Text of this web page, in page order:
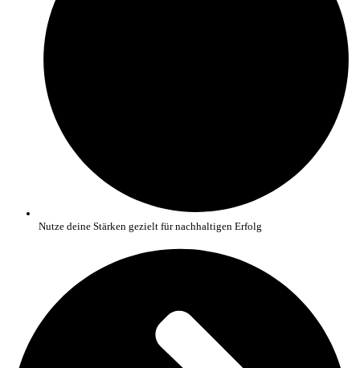
Nutze deine Stärken gezielt für nachhaltigen Erfolg